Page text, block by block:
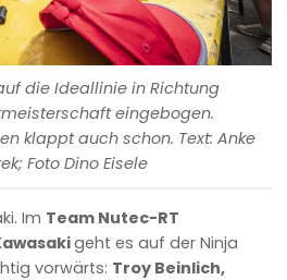
die Ideallinie in Richtung
eingebogen.
klappt auch schon. Text: Anke
Foto Dino Eisele
Im Team Nutec-RT
geht es auf der Ninja
vorwärts: Troy Beinlich,